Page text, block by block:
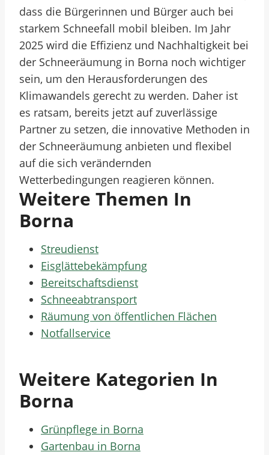
dass die Bürgerinnen und Bürger auch bei
starkem Schneefall mobil bleiben. Im Jahr
2025 wird die Effizienz und Nachhaltigkeit bei
der Schneeräumung in Borna noch wichtiger
sein, um den Herausforderungen des
Klimawandels gerecht zu werden. Daher ist
es ratsam, bereits jetzt auf zuverlässige
Partner zu setzen, die innovative Methoden in
der Schneeräumung anbieten und flexibel
auf die sich verändernden
Wetterbedingungen reagieren können.
Weitere Themen In
Borna
Streudienst
Eisglättebekämpfung
Bereitschaftsdienst
Schneeabtransport
Räumung von öffentlichen Flächen
Notfallservice
Weitere Kategorien In
Borna
Grünpflege in Borna
Gartenbau in Borna